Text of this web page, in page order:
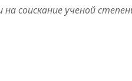
соискание ученой